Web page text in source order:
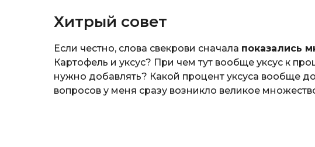
Хитрый совет
Если честно, слова свекрови сначала показались
Картофель и уксус? При чем тут вообще уксус к
нужно добавлять? Какой процент уксуса вообще
вопросов у меня сразу возникло великое